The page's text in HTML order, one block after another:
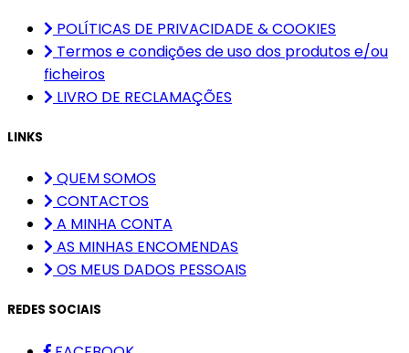
POLÍTICAS DE PRIVACIDADE & COOKIES
Termos e condições de uso dos produtos e/ou
ficheiros
LIVRO DE RECLAMAÇÕES
LINKS
QUEM SOMOS
CONTACTOS
A MINHA CONTA
AS MINHAS ENCOMENDAS
OS MEUS DADOS PESSOAIS
REDES SOCIAIS